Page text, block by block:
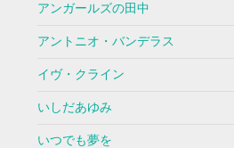
アンガールズの田中
アントニオ・バンデラス
イヴ・クライン
いしだあゆみ
いつでも夢を